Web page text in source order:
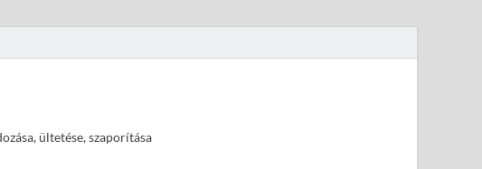
ültetése, szaporítása